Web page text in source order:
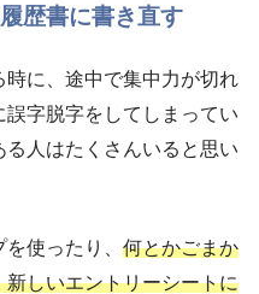
歴書に書き直す
に、途中で集中力が切れ
字脱字をしてしまってい
人はたくさんいると思い
使ったり、 何とかごまか
しいエントリーシートに